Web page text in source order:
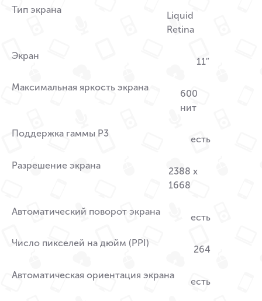
Тип экрана
Liquid
Retina
Экран
11″
Максимальная яркость экрана
600
нит
Поддержка гаммы P3
есть
Разрешение экрана
2388 x
1668
Автоматический поворот экрана
есть
Число пикселей на дюйм (PPI)
264
Автоматическая ориентация экрана
есть